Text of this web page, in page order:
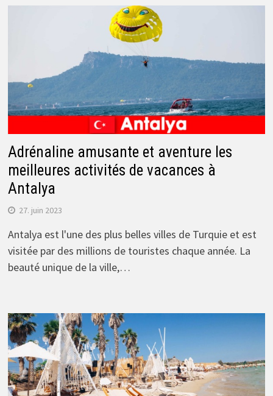
Adrénaline amusante et aventure les
meilleures activités de vacances à
Antalya
27. juin 2023
Antalya est l'une des plus belles villes de Turquie et est
visitée par des millions de touristes chaque année. La
beauté unique de la ville,…